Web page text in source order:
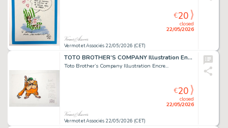
Vermot et Associés 22/05/2026 (CET)
closed
22/05/2026
€20
TOTO BROTHER’S COMPANY Illustration Encre de chine...
Toto Brother’s Company Illustration Encre...
Vermot et Associés 22/05/2026 (CET)
closed
22/05/2026
€20